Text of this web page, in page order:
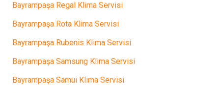
Bayrampaşa Regal Klima Servisi
Bayrampaşa Rota Klima Servisi
Bayrampaşa Rubenis Klima Servisi
Bayrampaşa Samsung Klima Servisi
Bayrampaşa Samui Klima Servisi